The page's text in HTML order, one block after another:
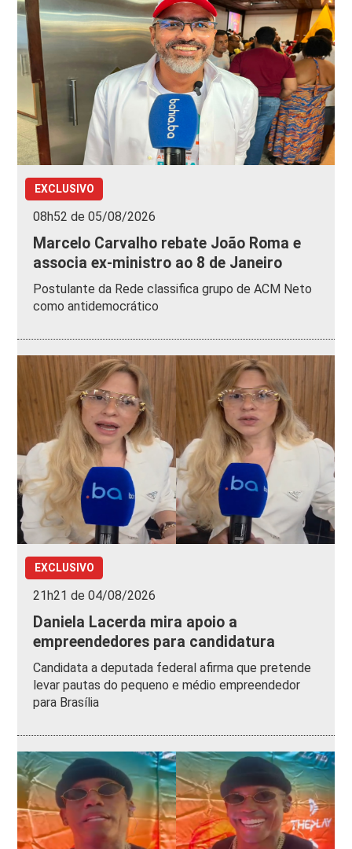
EXCLUSIVO
08h52 de 05/08/2026
Marcelo Carvalho rebate João Roma e
associa ex-ministro ao 8 de Janeiro
Postulante da Rede classifica grupo de ACM Neto
como antidemocrático
EXCLUSIVO
21h21 de 04/08/2026
Daniela Lacerda mira apoio a
empreendedores para candidatura
Candidata a deputada federal afirma que pretende
levar pautas do pequeno e médio empreendedor
para Brasília